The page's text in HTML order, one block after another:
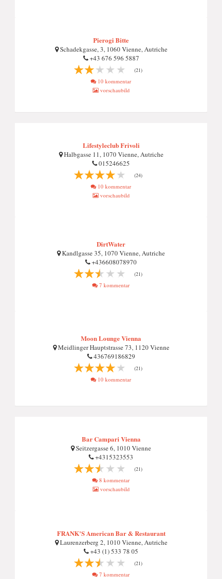
Pierogi Bitte
Schadekgasse, 3, 1060 Vienne, Autriche
+43 676 596 5887
(21)
10 kommentar
vorschaubild
Lifestyleclub Frivoli
Halbgasse 11, 1070 Vienne, Autriche
015246625
(24)
10 kommentar
vorschaubild
DirtWater
Kandlgasse 35, 1070 Vienne, Autriche
+436608078970
(21)
7 kommentar
Moon Lounge Vienna
Meidlinger Hauptstrasse 73, 1120 Vienne
436769186829
(21)
10 kommentar
Bar Campari Vienna
Seitzergasse 6, 1010 Vienne
+4315323553
(21)
8 kommentar
vorschaubild
FRANK'S American Bar & Restaurant
Laurenzerberg 2, 1010 Vienne, Autriche
+43 (1) 533 78 05
(21)
7 kommentar